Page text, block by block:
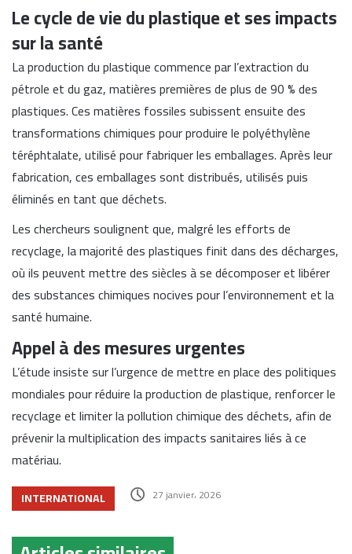
Le cycle de vie du plastique et ses impacts
sur la santé
La production du plastique commence par l’extraction du
pétrole et du gaz, matières premières de plus de 90 % des
plastiques. Ces matières fossiles subissent ensuite des
transformations chimiques pour produire le polyéthylène
téréphtalate, utilisé pour fabriquer les emballages. Après leur
fabrication, ces emballages sont distribués, utilisés puis
éliminés en tant que déchets.
Les chercheurs soulignent que, malgré les efforts de
recyclage, la majorité des plastiques finit dans des décharges,
où ils peuvent mettre des siècles à se décomposer et libérer
des substances chimiques nocives pour l’environnement et la
santé humaine.
Appel à des mesures urgentes
L’étude insiste sur l’urgence de mettre en place des politiques
mondiales pour réduire la production de plastique, renforcer le
recyclage et limiter la pollution chimique des déchets, afin de
prévenir la multiplication des impacts sanitaires liés à ce
matériau.
INTERNATIONAL 27 janvier، 2026